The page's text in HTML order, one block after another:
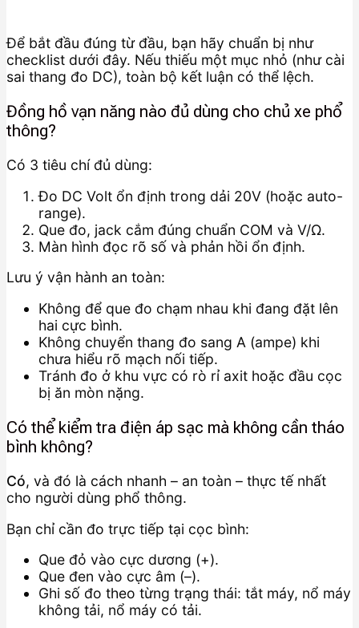
Để bắt đầu đúng từ đầu, bạn hãy chuẩn bị như
checklist dưới đây. Nếu thiếu một mục nhỏ (như cài
sai thang đo DC), toàn bộ kết luận có thể lệch.
Đồng hồ vạn năng nào đủ dùng cho chủ xe phổ
thông?
Có 3 tiêu chí đủ dùng:
Đo DC Volt ổn định trong dải 20V (hoặc auto-
range).
Que đo, jack cắm đúng chuẩn COM và V/Ω.
Màn hình đọc rõ số và phản hồi ổn định.
Lưu ý vận hành an toàn:
Không để que đo chạm nhau khi đang đặt lên
hai cực bình.
Không chuyển thang đo sang A (ampe) khi
chưa hiểu rõ mạch nối tiếp.
Tránh đo ở khu vực có rò rỉ axit hoặc đầu cọc
bị ăn mòn nặng.
Có thể kiểm tra điện áp sạc mà không cần tháo
bình không?
Có, và đó là cách nhanh – an toàn – thực tế nhất
cho người dùng phổ thông.
Bạn chỉ cần đo trực tiếp tại cọc bình:
Que đỏ vào cực dương (+).
Que đen vào cực âm (–).
Ghi số đo theo từng trạng thái: tắt máy, nổ máy
không tải, nổ máy có tải.